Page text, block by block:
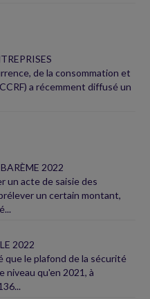
de la consommation et
a récemment diffusé un
2022
un acte de saisie des
un certain montant,
2022
que le plafond de la sécurité
niveau qu'en 2021, à